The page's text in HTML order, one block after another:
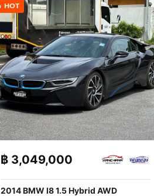
HOT
฿ 3,049,000
2014 BMW I8 1.5 Hybrid AWD